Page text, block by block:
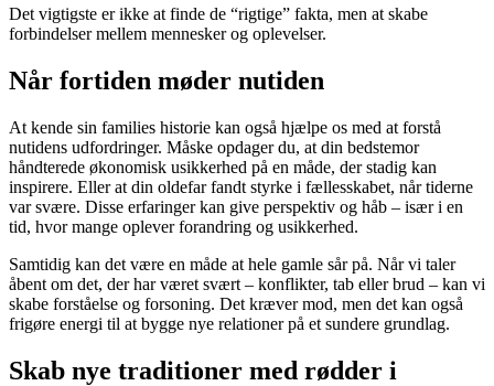
Det vigtigste er ikke at finde de “rigtige” fakta, men at skabe
forbindelser mellem mennesker og oplevelser.
Når fortiden møder nutiden
At kende sin families historie kan også hjælpe os med at forstå
nutidens udfordringer. Måske opdager du, at din bedstemor
håndterede økonomisk usikkerhed på en måde, der stadig kan
inspirere. Eller at din oldefar fandt styrke i fællesskabet, når tiderne
var svære. Disse erfaringer kan give perspektiv og håb – især i en
tid, hvor mange oplever forandring og usikkerhed.
Samtidig kan det være en måde at hele gamle sår på. Når vi taler
åbent om det, der har været svært – konflikter, tab eller brud – kan vi
skabe forståelse og forsoning. Det kræver mod, men det kan også
frigøre energi til at bygge nye relationer på et sundere grundlag.
Skab nye traditioner med rødder i